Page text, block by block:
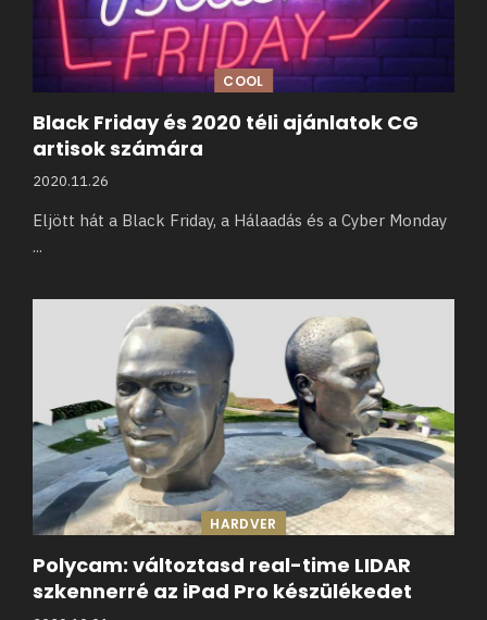
COOL
Black Friday és 2020 téli ajánlatok CG
artisok számára
2020.11.26
Eljött hát a Black Friday, a Hálaadás és a Cyber Monday
...
HARDVER
Polycam: változtasd real-time LIDAR
szkennerré az iPad Pro készülékedet